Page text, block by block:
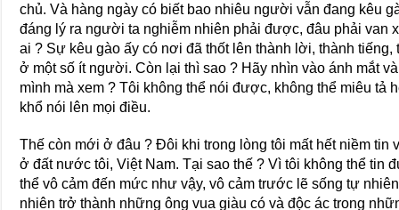
chủ. Và hàng ngày có biết bao nhiêu người vẫn đang kêu
đáng lý ra người ta nghiễm nhiên phải được, đâu phải van
ai ? Sự kêu gào ấy có nơi đã thốt lên thành lời, thành
ở một số ít người. Còn lại thì sao ? Hãy nhìn vào ánh mắt
mình mà xem ? Tôi không thể nói được, không thể miêu tả
khổ nói lên mọi điều.
Thế còn mới ở đâu ? Đôi khi trong lòng tôi mất hết niềm tin
ở đất nước tôi, Việt Nam. Tại sao thế ? Vì tôi không thể tin
thể vô cảm đến mức như vậy, vô cảm trước lẽ sống tự
nhiên trở thành những ông vua giàu có và độc ác trong